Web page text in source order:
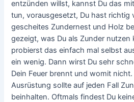
entzünden willst, kannst Du das
tun, vorausgesetzt, Du hast richtig
gescheites Zundernest und Holz
gezeigt, was Du als Zunder
probierst das einfach mal selbst
ein wenig. Dann wirst Du sehr
Dein Feuer brennt und womit
Ausrüstung sollte auf jeden Fall
beinhalten. Oftmals findest Du